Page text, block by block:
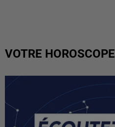
VOTRE HOROSCOPE